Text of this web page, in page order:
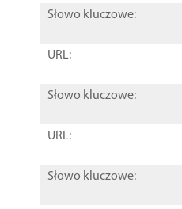
Słowo kluczowe:
URL:
Słowo kluczowe:
URL:
Słowo kluczowe: